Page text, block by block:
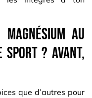
au
sport ? Avant,
que d’autres pour